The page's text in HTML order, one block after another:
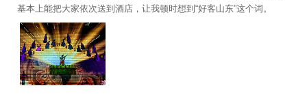
基本上能把大家依次送到酒店，让我顿时想到“好客山东”这个词。